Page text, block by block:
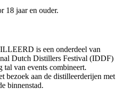
18 jaar en ouder.
is een onderdeel van
Dutch Distillers Festival (IDDF)
tal van events combineert.
bezoek aan de distilleerderijen met
binnenstad.